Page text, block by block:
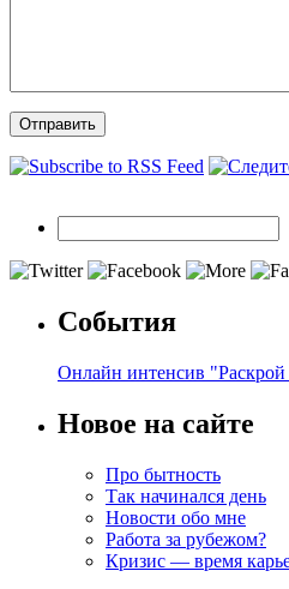
События
Онлайн интенсив
Новое на сайте
Про бытность
Так начинался день
Новости обо мне
Работа за рубежом?
Кризис — время